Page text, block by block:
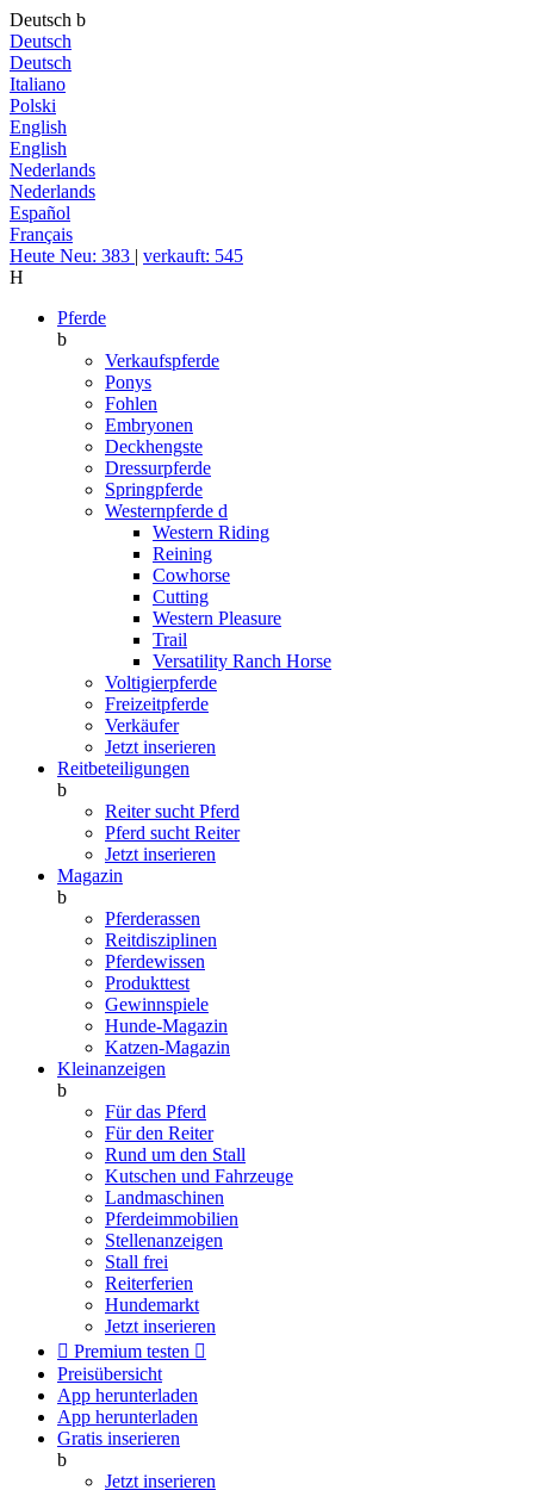
Deutsch b
Deutsch
Deutsch
Italiano
Polski
English
English
Nederlands
Nederlands
Español
Français
Heute Neu: 383 | verkauft: 545
H
Pferde
b
Verkaufspferde
Ponys
Fohlen
Embryonen
Deckhengste
Dressurpferde
Springpferde
Westernpferde d
Western Riding
Reining
Cowhorse
Cutting
Western Pleasure
Trail
Versatility Ranch Horse
Voltigierpferde
Freizeitpferde
Verkäufer
Jetzt inserieren
Reitbeteiligungen
b
Reiter sucht Pferd
Pferd sucht Reiter
Jetzt inserieren
Magazin
b
Pferderassen
Reitdisziplinen
Pferdewissen
Produkttest
Gewinnspiele
Hunde-Magazin
Katzen-Magazin
Kleinanzeigen
b
Für das Pferd
Für den Reiter
Rund um den Stall
Kutschen und Fahrzeuge
Landmaschinen
Pferdeimmobilien
Stellenanzeigen
Stall frei
Reiterferien
Hundemarkt
Jetzt inserieren
 Premium testen 
Preisübersicht
App herunterladen
App herunterladen
Gratis inserieren
b
Jetzt inserieren